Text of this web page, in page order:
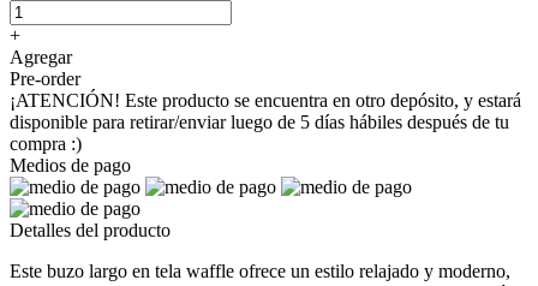
+
Agregar
Pre-order
¡ATENCIÓN! Este producto se encuentra en otro depósito, y estará
disponible para retirar/enviar luego de 5 días hábiles después de tu
compra :)
Medios de pago
Detalles del producto
Este buzo largo en tela waffle ofrece un estilo relajado y moderno,